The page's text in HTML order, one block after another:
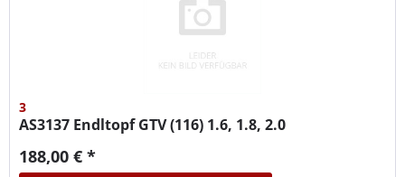
3
AS3137 Endltopf GTV (116) 1.6, 1.8, 2.0
188,00 € *